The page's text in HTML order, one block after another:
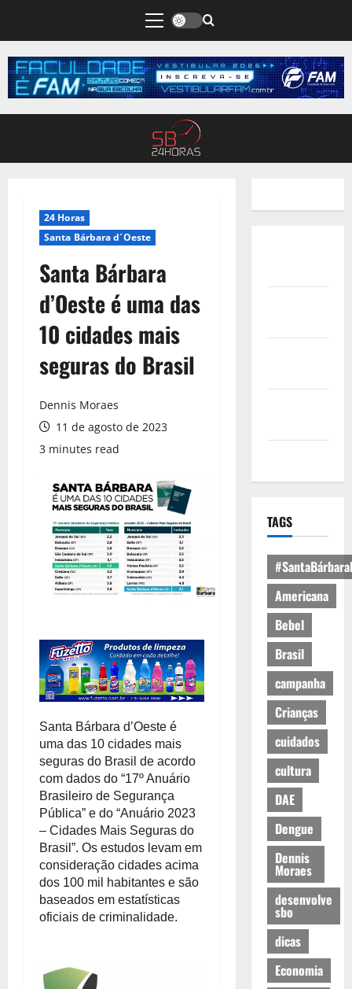
24 Horas
Santa Bárbara d´Oeste
Santa Bárbara
d’Oeste é uma das
10 cidades mais
seguras do Brasil
Dennis Moraes
11 de agosto de 2023
3 minutes read
Santa Bárbara d’Oeste é
uma das 10 cidades mais
seguras do Brasil de acordo
com dados do “17º Anuário
Brasileiro de Segurança
Pública” e do “Anuário 2023
– Cidades Mais Seguras do
Brasil”. Os estudos levam em
consideração cidades acima
dos 100 mil habitantes e são
baseados em estatísticas
oficiais de criminalidade.
TAGS
Americana
Bebel
Brasil
campanha
Crianças
cuidados
cultura
DAE
Dengue
Dennis
Moraes
desenvolve
sbo
dicas
Economia